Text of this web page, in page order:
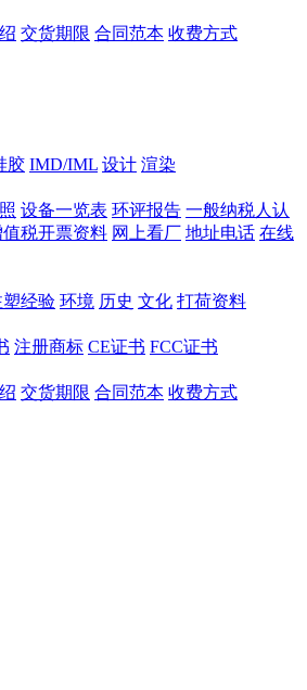
交货期限 合同范本 收费方式
胶 IMD/IML 设计 渲染
设备一览表 环评报告 一般纳税人认
值税开票资料 网上看厂 地址电话 在线
塑经验 环境 历史 文化 打荷资料
注册商标 CE证书 FCC证书
交货期限 合同范本 收费方式